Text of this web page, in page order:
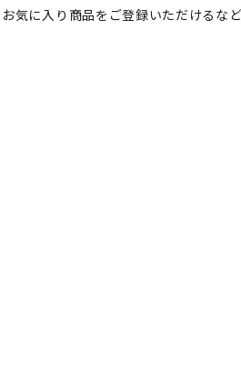
お気に入り商品をご登録いただけるな